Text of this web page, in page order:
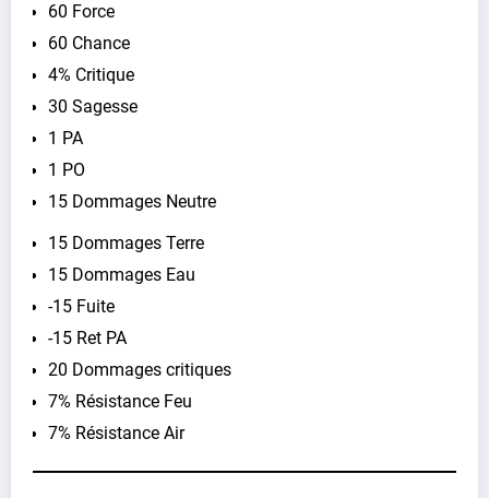
60 Force
60 Chance
4% Critique
30 Sagesse
1 PA
1 PO
15 Dommages Neutre
15 Dommages Terre
15 Dommages Eau
-15 Fuite
-15 Ret PA
20 Dommages critiques
7% Résistance Feu
7% Résistance Air